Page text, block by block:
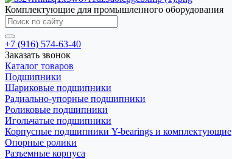
Комплектующие для промышленного оборудования
+7 (916) 574-63-40
Заказать звонок
Каталог товаров
Подшипники
Шариковые подшипники
Радиально-упорные подшипники
Роликовые подшипники
Игольчатые подшипники
Корпусные подшипники Y-bearings и комплектующие
Опорные ролики
Разъемные корпуса